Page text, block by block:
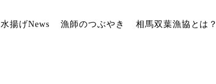
水揚げNews 漁師のつぶやき 相馬双葉漁協とは？